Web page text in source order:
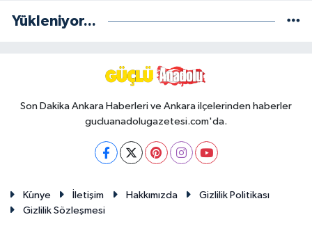
Yükleniyor...
Son Dakika Ankara Haberleri ve Ankara ilçelerinden haberler
gucluanadolugazetesi.com'da.
Künye İletişim Hakkımızda
Gizlilik Politikası
Gizlilik Sözleşmesi